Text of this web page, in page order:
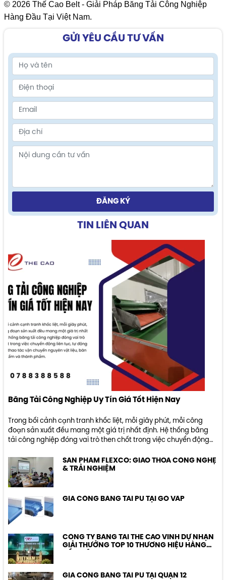
© 2026 Thế Cao Belt - Giải Pháp Băng Tải Công Nghiệp
Hàng Đầu Tại Việt Nam.
GỬI YÊU CẦU TƯ VẤN
ĐĂNG KÝ
TIN LIÊN QUAN
Băng Tải Công Nghiệp Uy Tín Giá Tốt Hiện Nay
Trong bối cảnh cạnh tranh khốc liệt, mỗi giây phút, mỗi công
đoạn sản xuất đều mang một giá trị nhất định. Hệ thống băng
tải công nghiệp đóng vai trò then chốt trong việc chuyển động
bán thành phẩm và thành phẩm.SẢN PHẨM FLEXCO: GIAO THOA CÔNG NGHỆ
& TRẢI NGHIỆM
GIA CÔNG BĂNG TẢI PU TẠI GÒ VẤP
CÔNG TY BĂNG TẢI THẾ CAO VINH DỰ NHẬN
GIẢI THƯỞNG TOP 10 THƯƠNG HIỆU HÀNG
GIA CÔNG BĂNG TẢI PU TẠI QUẬN 12